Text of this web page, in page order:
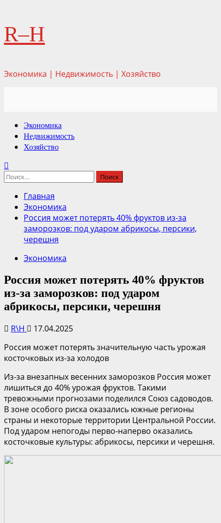
Перейти
содержимому
R–H
Экономика | Недвижимость | Хозяйство
Основное
меню
Экономика
Недвижимость
Хозяйство
Найти:
Главная
Экономика
Россия может потерять 40% фруктов из-за
заморозков: под ударом абрикосы, персики,
черешня
Экономика
Россия может потерять 40% фруктов
из-за заморозков: под ударом
абрикосы, персики, черешня
R\H
17.04.2025
Россия может потерять значительную часть урожая
косточковых из-за холодов
Из-за внезапных весенних заморозков Россия может
лишиться до 40% урожая фруктов. Такими
тревожными прогнозами поделился Союз садоводов.
В зоне особого риска оказались южные регионы
страны и некоторые территории Центральной России.
Под ударом непогоды перво-наперво оказались
косточковые культуры: абрикосы, персики и черешня.